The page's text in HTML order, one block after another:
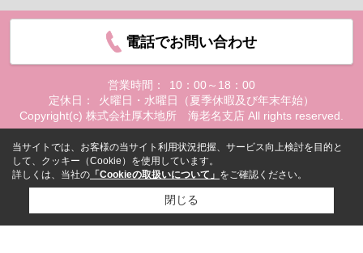
電話でお問い合わせ
営業時間：
10：00～18：00
定休日：
火曜日・水曜日（夏季休暇及び年末年始）
Copyright(c) 株式会社厚木地所 海老名支店 All rights reserved.
当サイトでは、お客様の当サイト利用状況把握、サービス向上検討を目的と
して、クッキー（Cookie）を使用しています。
詳しくは、当社の 「Cookieの取扱いについて」 をご確認ください。
閉じる